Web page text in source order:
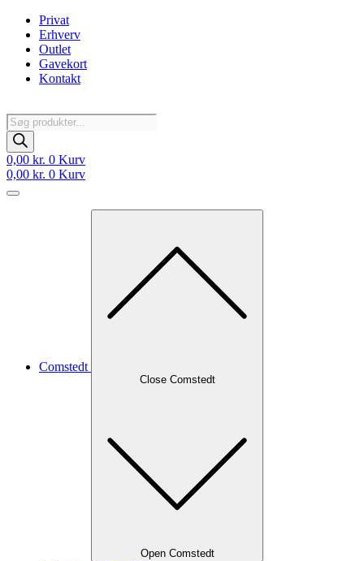
Videre
indhold
Privat
Erhverv
Outlet
Gavekort
Kontakt
Products
search
0,00 kr. 0 Kurv
0,00 kr. 0 Kurv
Comstedt
Close Comstedt
Open Comstedt